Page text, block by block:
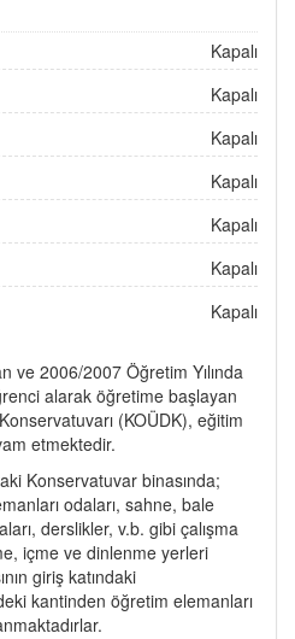
Kapalı
Kapalı
Kapalı
Kapalı
Kapalı
Kapalı
Kapalı
ve 2006/2007 Öğretim Yılında
alarak öğretime başlayan
(KOÜDK), eğitim
etmektedir.
Konservatuvar binasında;
odaları, sahne, bale
derslikler, v.b. gibi çalışma
içme ve dinlenme yerleri
giriş katındaki
kantinden öğretim elemanları